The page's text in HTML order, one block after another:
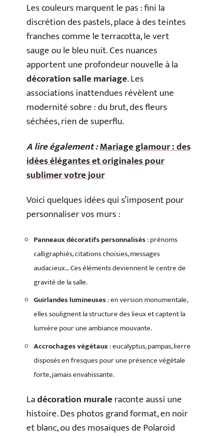
Les couleurs marquent le pas : fini la
discrétion des pastels, place à des teintes
franches comme le terracotta, le vert
sauge ou le bleu nuit. Ces nuances
apportent une profondeur nouvelle à la
décoration salle mariage. Les
associations inattendues révèlent une
modernité sobre : du brut, des fleurs
séchées, rien de superflu.
A lire également :Mariage glamour : des
idées élégantes et originales pour
sublimer votre jour
Voici quelques idées qui s’imposent pour
personnaliser vos murs :
Panneaux décoratifs personnalisés: prénoms
calligraphiés, citations choisies, messages
audacieux… Ces éléments deviennent le centre de
gravité de la salle.
Guirlandes lumineuses: en version monumentale,
elles soulignent la structure des lieux et captent la
lumière pour une ambiance mouvante.
Accrochages végétaux: eucalyptus, pampas, lierre
disposés en fresques pour une présence végétale
forte, jamais envahissante.
Ladécoration muraleraconte aussi une
histoire. Des photos grand format, en noir
et blanc, ou des mosaïques de Polaroid